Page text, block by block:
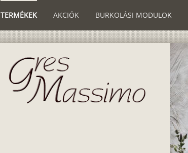
TERMÉKEK AKCIÓK BURKOLÁSI MODULOK